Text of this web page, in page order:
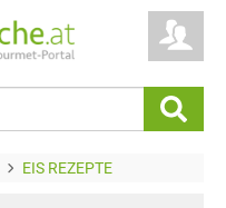
EIS REZEPTE